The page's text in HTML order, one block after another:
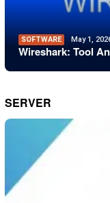
SOFTWARE May 1,
Wireshark: Tool
SERVER